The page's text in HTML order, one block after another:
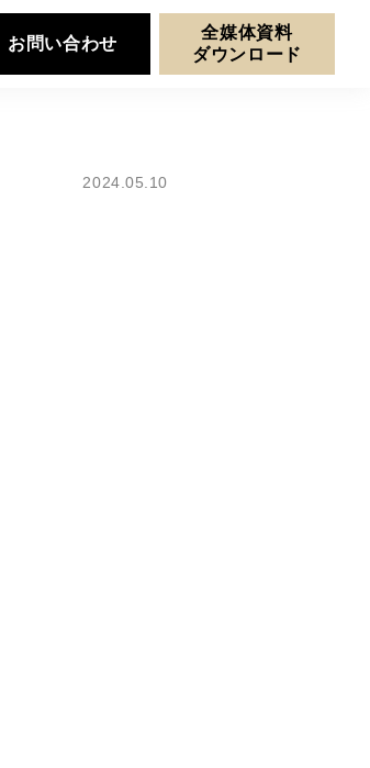
お問い合わせ
全媒体資料
ダウンロード
2024.05.10